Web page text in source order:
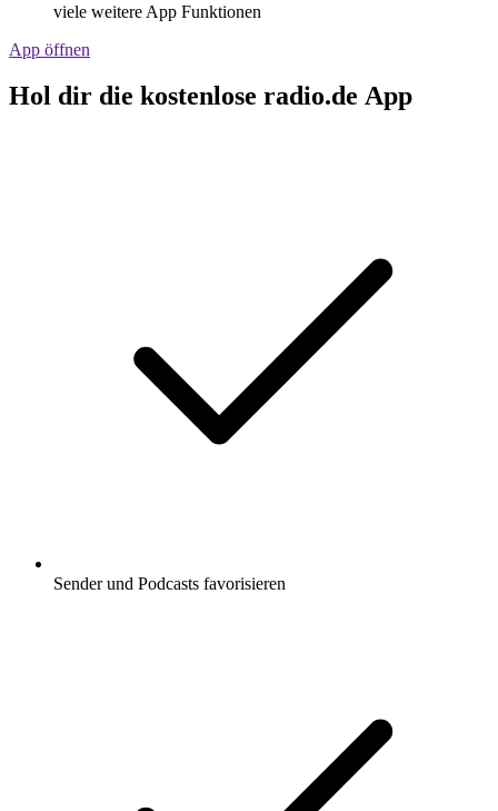
viele weitere App Funktionen
App öffnen
Hol dir die kostenlose radio.de App
Sender und Podcasts favorisieren